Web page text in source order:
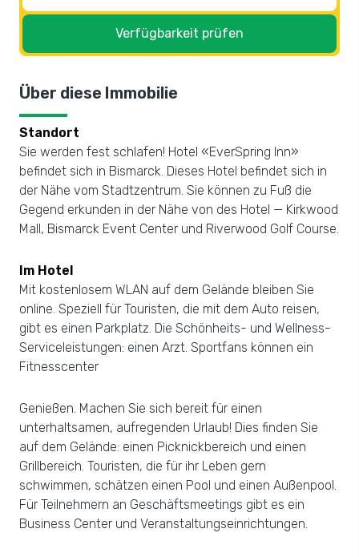
Verfügbarkeit prüfen
Über diese Immobilie
Standort
Sie werden fest schlafen! Hotel «EverSpring Inn»
befindet sich in Bismarck. Dieses Hotel befindet sich in
der Nähe vom Stadtzentrum. Sie können zu Fuß die
Gegend erkunden in der Nähe von des Hotel — Kirkwood
Mall, Bismarck Event Center und Riverwood Golf Course.
Im Hotel
Mit kostenlosem WLAN auf dem Gelände bleiben Sie
online. Speziell für Touristen, die mit dem Auto reisen,
gibt es einen Parkplatz. Die Schönheits- und Wellness-
Serviceleistungen: einen Arzt. Sportfans können ein
Fitnesscenter
Genießen. Machen Sie sich bereit für einen
unterhaltsamen, aufregenden Urlaub! Dies finden Sie
auf dem Gelände: einen Picknickbereich und einen
Grillbereich. Touristen, die für ihr Leben gern
schwimmen, schätzen einen Pool und einen Außenpool.
Für Teilnehmern an Geschäftsmeetings gibt es ein
Business Center und Veranstaltungseinrichtungen.